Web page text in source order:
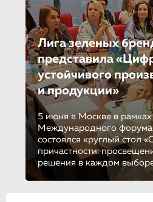
Лига зеленых
представила
устойчивого
и продукции»
5 июня в Москве в рамках
Международного форума
состоялся круглый стол
причастности:
решения в каждом